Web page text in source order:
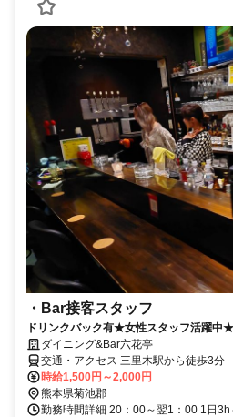
・Bar接客スタッフ
ドリンクバック有★女性スタッフ活躍中
ダイニング&Bar六花亭
交通・アクセス 三里木駅から徒歩3分
時給1,500円～2,000円
熊本県菊池郡
勤務時間詳細 20：00～翌1：00 1日